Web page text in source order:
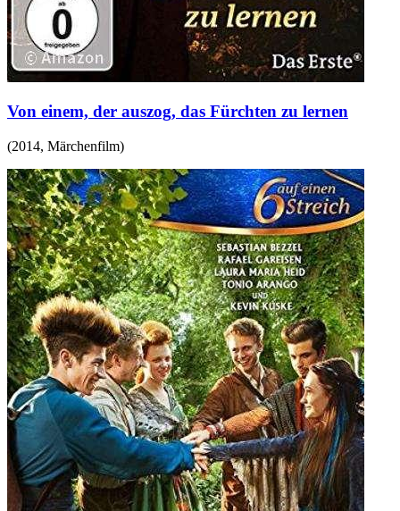
Von einem, der auszog, das Fürchten zu lernen
(2014, Märchenfilm)